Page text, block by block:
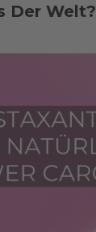
Der Welt?